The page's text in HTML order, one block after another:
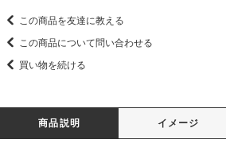
この商品を友達に教える
この商品について問い合わせる
買い物を続ける
商品説明 イメージ